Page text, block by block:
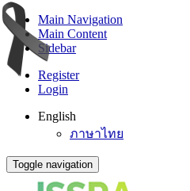
Main Navigation
Main Content
Sidebar
Register
Login
English
ภาษาไทย
Toggle navigation